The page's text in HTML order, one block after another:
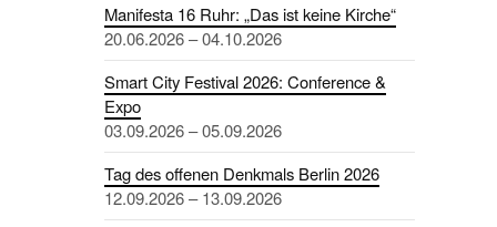
Manifesta 16 Ruhr: „Das ist keine Kirche“
20.06.2026 – 04.10.2026
Smart City Festival 2026: Conference &
Expo
03.09.2026 – 05.09.2026
Tag des offenen Denkmals Berlin 2026
12.09.2026 – 13.09.2026